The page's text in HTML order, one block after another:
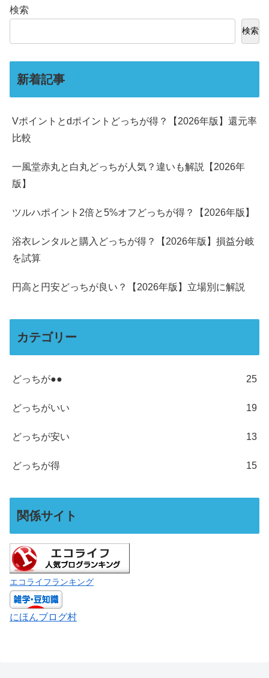
検索
検索
新着記事
Vポイントとdポイントどっちが得？【2026年版】還元率
比較
一風堂赤丸と白丸どっちが人気？違いも解説【2026年
版】
ツルハポイント2倍と5%オフどっちが得？【2026年版】
浴衣レンタルと購入どっちが得？【2026年版】損益分岐
を試算
円高と円安どっちが良い？【2026年版】立場別に解説
カテゴリー
どっちが●● 25
どっちがいい 19
どっちが安い 13
どっちが得 15
関係サイト
エコライフランキング
にほんブログ村